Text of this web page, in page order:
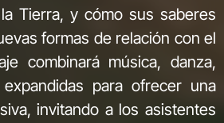
Tierra, y cómo sus saberes
formas de relación con el
combinará música, danza,
para ofrecer una
invitando a los asistentes